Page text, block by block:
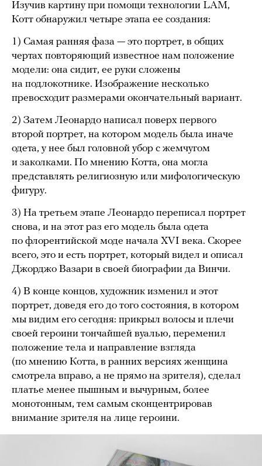
Изучив картину при помощи технологии LAM,
Котт обнаружил четыре этапа ее создания:
1) Самая ранняя фаза — это портрет, в общих
чертах повторяющий известное нам положение
модели: она сидит, ее руки сложены
на подлокотнике. Изображение несколько
превосходит размерами окончательный вариант.
2) Затем Леонардо написал поверх первого
второй портрет, на котором модель была иначе
одета, у нее был головной убор с жемчугом
и заколками. По мнению Котта, она могла
представлять религиозную или мифологическую
фигуру.
3) На третьем этапе Леонардо переписал портрет
снова, и на этот раз его модель была одета
по флорентийской моде начала XVI века. Скорее
всего, это и есть портрет, который видел и описал
Джорджо Вазари в своей биографии да Винчи.
4) В конце концов, художник изменил и этот
портрет, доведя его до того состояния, в котором
мы видим его сегодня: прикрыл волосы и плечи
своей героини тончайшей вуалью, переменил
положение тела и направление взгляда
(по мнению Котта, в ранних версиях женщина
смотрела вправо, а не прямо на зрителя), сделал
платье менее пышным и вычурным, более
монотонным, тем самым сконцентрировав
внимание зрителя на лице героини.